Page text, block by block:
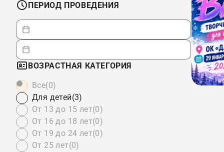
ПЕРИОД ПРОВЕДЕНИЯ
ВОЗРАСТНАЯ КАТЕГОРИЯ
Все(0)
Для детей(3)
От 13 до 15 лет(0)
От 16 до 18 лет(0)
От 19 до 24 лет(0)
От 25 лет(0)